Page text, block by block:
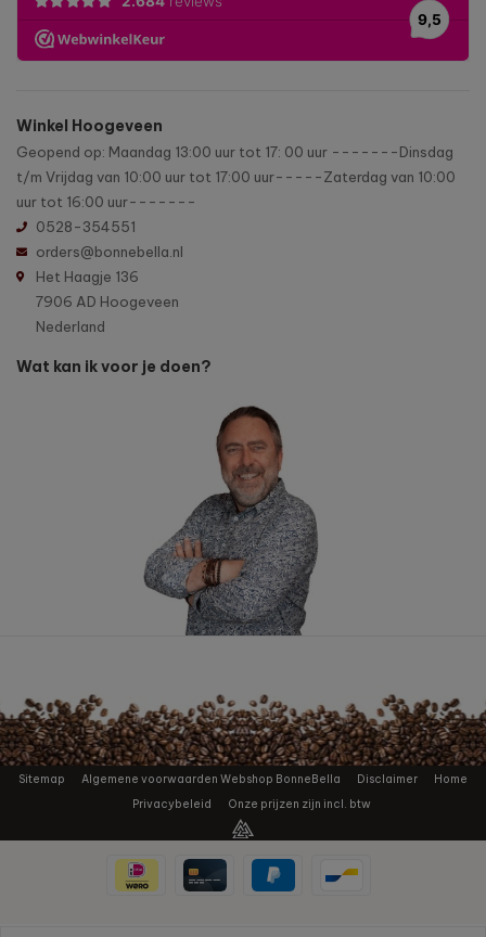
Winkel Hoogeveen
Geopend op: Maandag 13:00 uur tot 17: 00 uur -------Dinsdag
t/m Vrijdag van 10:00 uur tot 17:00 uur-----Zaterdag van 10:00
uur tot 16:00 uur-------
0528-354551
orders@bonnebella.nl
Het Haagje 136
7906 AD Hoogeveen
Nederland
Wat kan ik voor je doen?
Sitemap Algemene voorwaarden Webshop BonneBella Disclaimer
Home
Privacybeleid
Onze prijzen zijn incl. btw